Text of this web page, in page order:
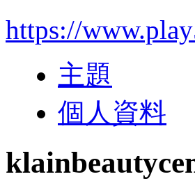
https://
主題
個人資料